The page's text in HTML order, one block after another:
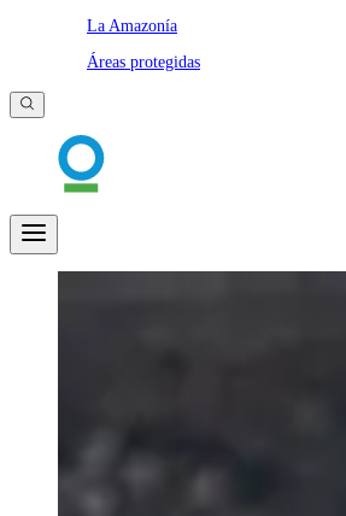
La Amazonía
Áreas protegidas